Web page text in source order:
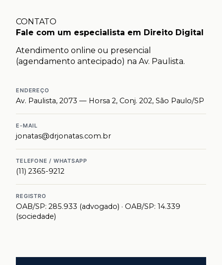
CONTATO
Fale com um especialista em Direito Digital
Atendimento online ou presencial
(agendamento antecipado) na Av. Paulista.
ENDEREÇO
Av. Paulista, 2073 — Horsa 2, Conj. 202, São Paulo/SP
E-MAIL
jonatas@drjonatas.com.br
TELEFONE / WHATSAPP
(11) 2365-9212
REGISTRO
OAB/SP: 285.933 (advogado) · OAB/SP: 14.339
(sociedade)